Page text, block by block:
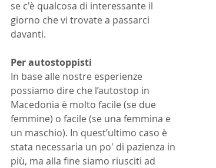
se c'è qualcosa di interessante il
giorno che vi trovate a passarci
davanti.
Per autostoppisti
In base alle nostre esperienze
possiamo dire che l’autostop in
Macedonia è molto facile (se due
femmine) o facile (se una femmina e
un maschio). In quest’ultimo caso è
stata necessaria un po' di pazienza in
più, ma alla fine siamo riusciti ad